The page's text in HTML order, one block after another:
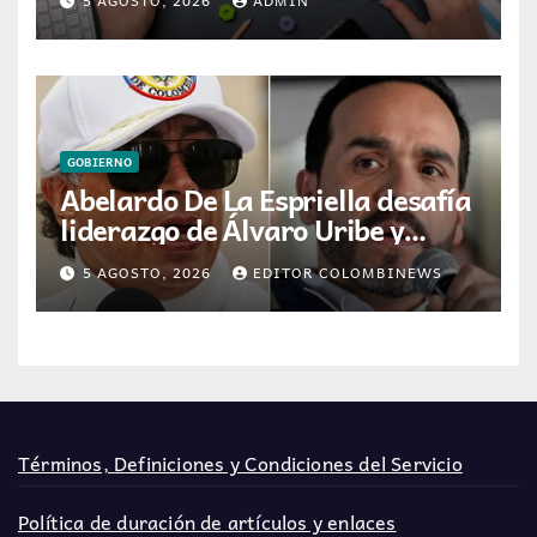
GOBIERNO
Abelardo De La Espriella desafía
liderazgo de Álvaro Uribe y
Centro Democrático tras
victoria electoral
5 AGOSTO, 2026 EDITOR COLOMBINEWS
Términos, Definiciones y Condiciones del Servicio
Política de duración de artículos y enlaces